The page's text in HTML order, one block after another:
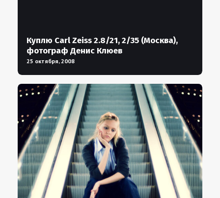
Куплю Carl Zeiss 2.8/21, 2/35 (Москва),
фотограф Денис Клюев
25 октября, 2008